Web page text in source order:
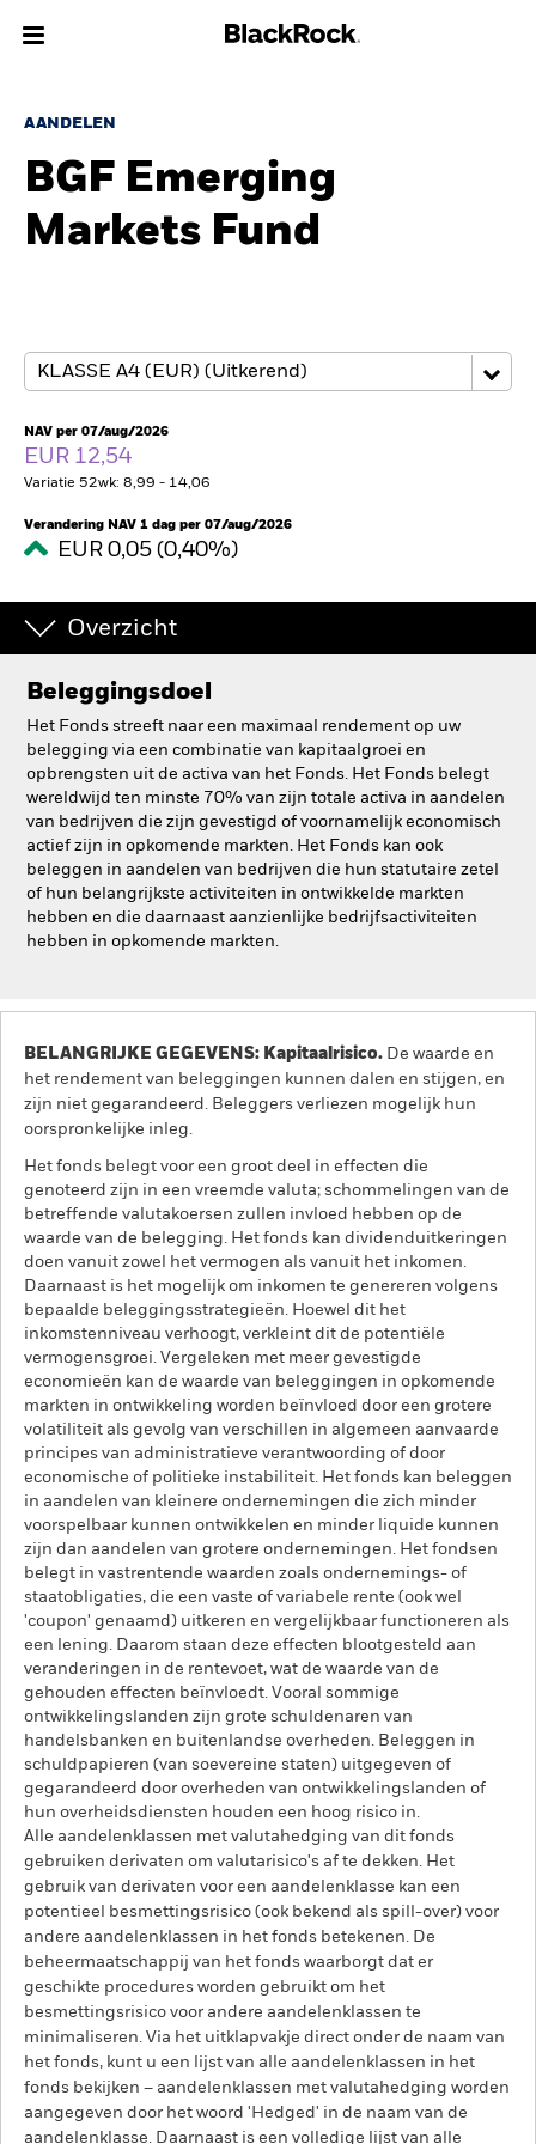
Over Ons
Producten
Thema's
Beleggingsinformatie
Particulieren
Nederland
iShares
Aladdin
Ons bedrijf
AANDELEN
BGF Emerging
Markets Fund
NAV per 07/aug/2026
EUR 12,54
Variatie 52wk: 8,99 - 14,06
Verandering NAV 1 dag per 07/aug/2026
EUR 0,05 (0,40%)
Overzicht
Beleggingsdoel
Het Fonds streeft naar een maximaal rendement op uw
belegging via een combinatie van kapitaalgroei en
opbrengsten uit de activa van het Fonds. Het Fonds belegt
wereldwijd ten minste 70% van zijn totale activa in aandelen
van bedrijven die zijn gevestigd of voornamelijk economisch
actief zijn in opkomende markten. Het Fonds kan ook
beleggen in aandelen van bedrijven die hun statutaire zetel
of hun belangrijkste activiteiten in ontwikkelde markten
hebben en die daarnaast aanzienlijke bedrijfsactiviteiten
hebben in opkomende markten.
BELANGRIJKE GEGEVENS: Kapitaalrisico. De waarde en
het rendement van beleggingen kunnen dalen en stijgen, en
zijn niet gegarandeerd. Beleggers verliezen mogelijk hun
oorspronkelijke inleg.
Het fonds belegt voor een groot deel in effecten die
genoteerd zijn in een vreemde valuta; schommelingen van de
betreffende valutakoersen zullen invloed hebben op de
waarde van de belegging. Het fonds kan dividenduitkeringen
doen vanuit zowel het vermogen als vanuit het inkomen.
Daarnaast is het mogelijk om inkomen te genereren volgens
bepaalde beleggingsstrategieën. Hoewel dit het
inkomstenniveau verhoogt, verkleint dit de potentiële
vermogensgroei. Vergeleken met meer gevestigde
economieën kan de waarde van beleggingen in opkomende
markten in ontwikkeling worden beïnvloed door een grotere
volatiliteit als gevolg van verschillen in algemeen aanvaarde
principes van administratieve verantwoording of door
economische of politieke instabiliteit. Het fonds kan beleggen
in aandelen van kleinere ondernemingen die zich minder
voorspelbaar kunnen ontwikkelen en minder liquide kunnen
zijn dan aandelen van grotere ondernemingen. Het fondsen
belegt in vastrentende waarden zoals ondernemings- of
staatobligaties, die een vaste of variabele rente (ook wel
'coupon' genaamd) uitkeren en vergelijkbaar functioneren als
een lening. Daarom staan deze effecten blootgesteld aan
veranderingen in de rentevoet, wat de waarde van de
gehouden effecten beïnvloedt. Vooral sommige
ontwikkelingslanden zijn grote schuldenaren van
handelsbanken en buitenlandse overheden. Beleggen in
schuldpapieren (van soevereine staten) uitgegeven of
gegarandeerd door overheden van ontwikkelingslanden of
hun overheidsdiensten houden een hoog risico in.
Alle aandelenklassen met valutahedging van dit fonds
gebruiken derivaten om valutarisico's af te dekken. Het
gebruik van derivaten voor een aandelenklasse kan een
potentieel besmettingsrisico (ook bekend als spill-over) voor
andere aandelenklassen in het fonds betekenen. De
beheermaatschappij van het fonds waarborgt dat er
geschikte procedures worden gebruikt om het
besmettingsrisico voor andere aandelenklassen te
minimaliseren. Via het uitklapvakje direct onder de naam van
het fonds, kunt u een lijst van alle aandelenklassen in het
fonds bekijken – aandelenklassen met valutahedging worden
aangegeven door het woord 'Hedged' in de naam van de
aandelenklasse. Daarnaast is een volledige lijst van alle